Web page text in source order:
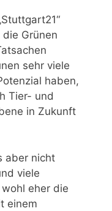
Grünen
sehr viele
haben,
Tier- und
in Zukunft
aber nicht
viele
eher die
einem